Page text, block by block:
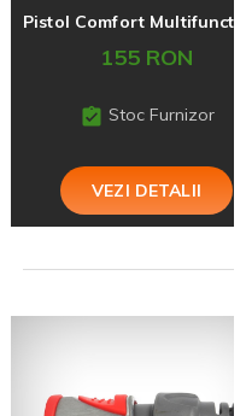
155 RON
Stoc Furnizor
VEZI DETALII